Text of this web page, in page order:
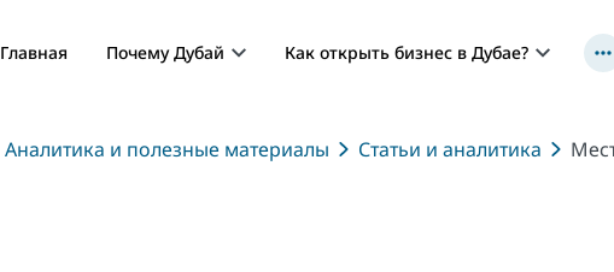
Главная Почему Дубай Как открыть бизнес в Дубае?
Аналитика и полезные материалы Статьи и аналитика